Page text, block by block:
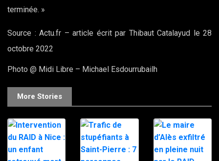
terminée. »
Source : Actu.fr – article écrit par Thibaut Catalayud le 28
octobre 2022
Photo @ Midi Libre – Michael Esdourrubailh
More Stories